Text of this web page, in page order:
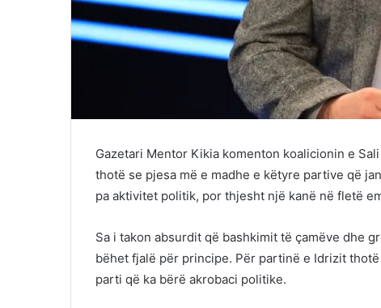
Gazetari Mentor Kikia komenton koalicionin e
thotë se pjesa më e madhe e këtyre partive që
pa aktivitet politik, por thjesht një kanë në fletë
Sa i takon absurdit që bashkimit të çamëve dhe
bëhet fjalë për principe. Për partinë e Idrizit
parti që ka bërë akrobaci politike.